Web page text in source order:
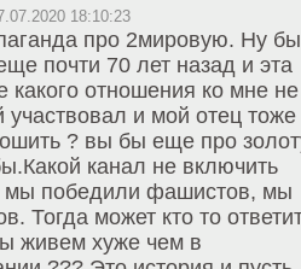
18:10:23
про 2мировую. Ну
почти 70 лет назад и эта
какого отношения ко мне не
участвовал и мой отец тоже
? вы бы еще про
канал не включить
мы победили фашистов, мы
Тогда может кто то
живем хуже чем в